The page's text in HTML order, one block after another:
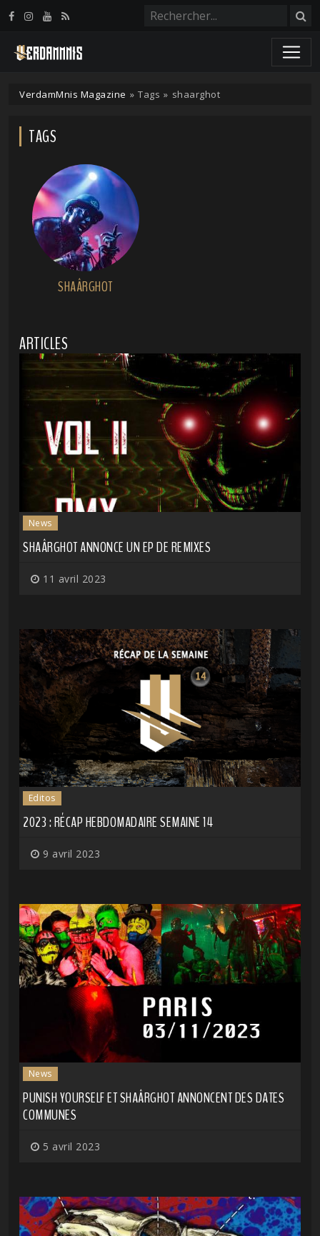
VerdamMnis Magazine » Tags » shaarghot
TAGS
SHAÂRGHOT
ARTICLES
News
SHAÂRGHOT ANNONCE UN EP DE REMIXES
11 avril 2023
Editos
2023 : RÉCAP HEBDOMADAIRE SEMAINE 14
9 avril 2023
News
PUNISH YOURSELF ET SHAÂRGHOT ANNONCENT DES DATES
COMMUNES
5 avril 2023
Panneau de gestion des cookies